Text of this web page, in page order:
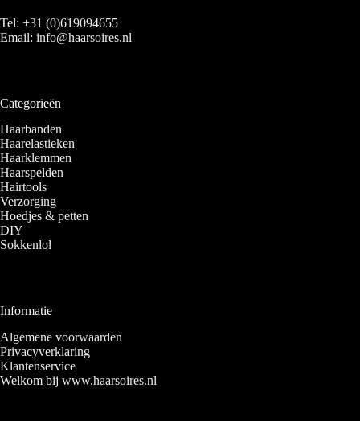
Tel: +31 (0)619094655
Email: info@haarsoires.nl
Categorieën
Haarbanden
Haarelastieken
Haarklemmen
Haarspelden
Hairtools
Verzorging
Hoedjes & petten
DIY
Sokkenlol
Informatie
Algemene voorwaarden
Privacyverklaring
Klantenservice
Welkom bij www.haarsoires.nl